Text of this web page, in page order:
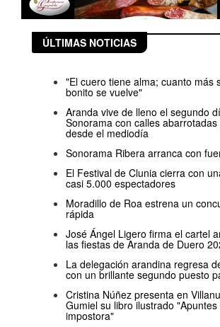
ÚLTIMAS NOTICIAS
"El cuero tiene alma; cuanto más
bonito se vuelve"
Aranda vive de lleno el segundo
Sonorama con calles
desde el mediodía
Sonorama Ribera arranca con
El Festival de Clunia cierra con
casi 5.000 espectadores
Moradillo de Roa estrena un
rápida
José Ángel Ligero firma el cartel
las fiestas de Aranda de Duero
La delegación arandina regresa
con un brillante segundo puesto
Cristina Núñez presenta en
Gumiel su libro ilustrado "Apuntes
impostora"